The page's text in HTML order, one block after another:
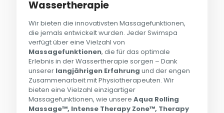
Wassertherapie
Wir bieten die innovativsten Massagefunktionen,
die jemals entwickelt wurden. Jeder Swimspa
verfügt über eine Vielzahl von
Massagefunktionen, die für das optimale
Erlebnis in der Wassertherapie sorgen – Dank
unserer langjährigen Erfahrung und der engen
Zusammenarbeit mit Physiotherapeuten. Wir
bieten eine Vielzahl einzigartiger
Massagefunktionen, wie unsereAqua Rolling
Massage™, Intense Therapy Zone™, Therapy